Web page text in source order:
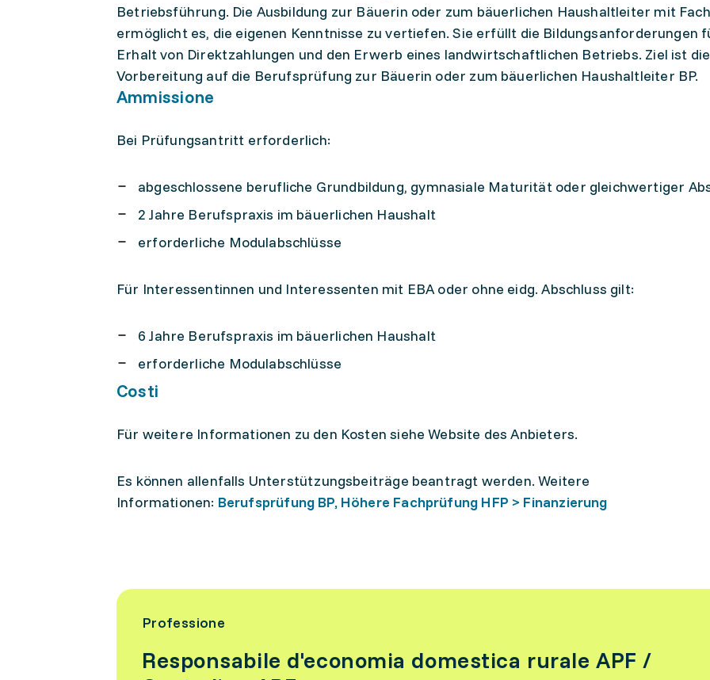
Betriebsführung. Die Ausbildung zur Bäuerin oder zum bäuerlichen Haushaltleiter mit
ermöglicht es, die eigenen Kenntnisse zu vertiefen. Sie erfüllt die Bildungsanforderungen
Erhalt von Direktzahlungen und den Erwerb eines landwirtschaftlichen Betriebs. Ziel ist die
Vorbereitung auf die Berufsprüfung zur Bäuerin oder zum bäuerlichen Haushaltleiter BP.
Ammissione
Bei Prüfungsantritt erforderlich:
abgeschlossene berufliche Grundbildung, gymnasiale Maturität oder gleichwertiger
2 Jahre Berufspraxis im bäuerlichen Haushalt
erforderliche Modulabschlüsse
Für Interessentinnen und Interessenten mit EBA oder ohne eidg. Abschluss gilt:
6 Jahre Berufspraxis im bäuerlichen Haushalt
erforderliche Modulabschlüsse
Costi
Für weitere Informationen zu den Kosten siehe Website des Anbieters.
Es können allenfalls Unterstützungsbeiträge beantragt werden. Weitere
Informationen: Berufsprüfung BP, Höhere Fachprüfung HFP > Finanzierung
Professione
Responsabile d'economia domestica rurale APF /